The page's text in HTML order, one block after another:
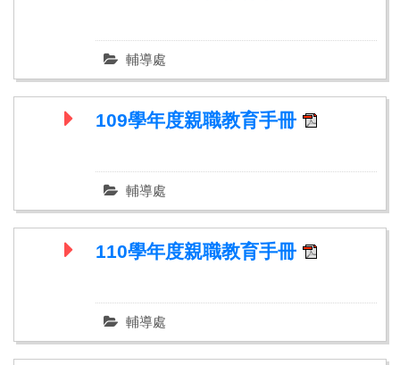
輔導處
109學年度親職教育手冊
輔導處
110學年度親職教育手冊
輔導處